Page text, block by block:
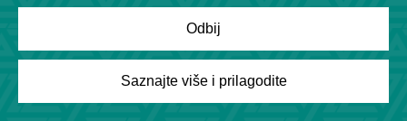
Star
pravi ličnu grešku
Star
Marković Ognjenpogađa
Odbij
Saznajte više i prilagodite